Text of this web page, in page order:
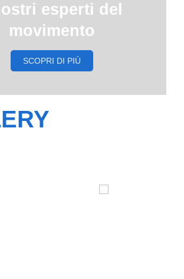
esperti del
movimento
SCOPRI DI PIÙ